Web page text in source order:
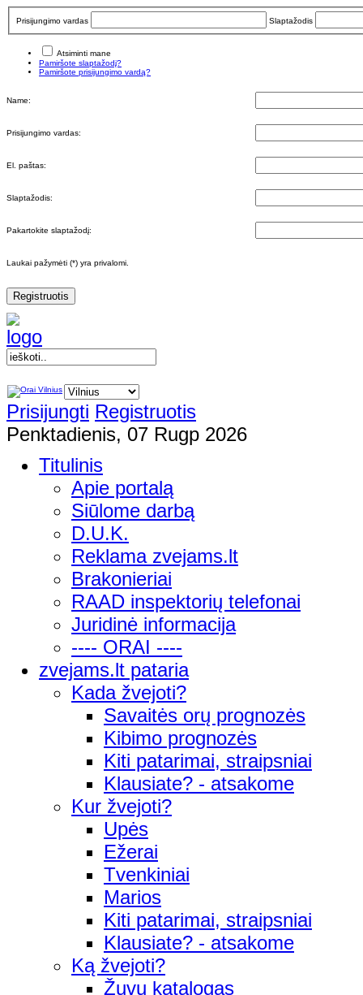
Prisijungimo vardas Slaptažodis
Atsiminti mane
Pamiršote slaptažodį?
Pamiršote prisijungimo vardą?
Name:
Prisijungimo vardas:
El. paštas:
Slaptažodis:
Pakartokite slaptažodį:
Laukai pažymėti (*) yra privalomi.
Registruotis
Prisijungti Registruotis
Penktadienis, 07 Rugp 2026
Titulinis
Apie portalą
Siūlome darbą
D.U.K.
Reklama zvejams.lt
Brakonieriai
RAAD inspektorių telefonai
Juridinė informacija
---- ORAI ----
zvejams.lt pataria
Kada žvejoti?
Savaitės orų prognozės
Kibimo prognozės
Kiti patarimai, straipsniai
Klausiate? - atsakome
Kur žvejoti?
Upės
Ežerai
Tvenkiniai
Marios
Kiti patarimai, straipsniai
Klausiate? - atsakome
Ką žvejoti?
Žuvų katalogas